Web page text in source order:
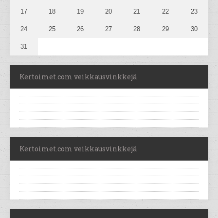
17 18 19 20 21 22 23
24 25 26 27 28 29 30
31
Kertoimet.com veikkausvinkkejä
Kertoimet.com veikkausvinkkejä